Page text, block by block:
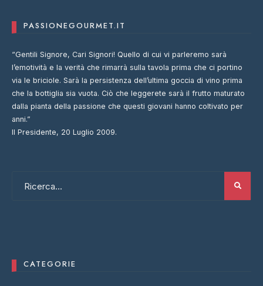
PASSIONEGOURMET.IT
“Gentili Signore, Cari Signori! Quello di cui vi parleremo sarà
l’emotività e la verità che rimarrà sulla tavola prima che ci portino
via le briciole. Sarà la persistenza dell’ultima goccia di vino prima
che la bottiglia sia vuota. Ciò che leggerete sarà il frutto maturato
dalla pianta della passione che questi giovani hanno coltivato per
anni.”
Il Presidente, 20 Luglio 2009.
CATEGORIE